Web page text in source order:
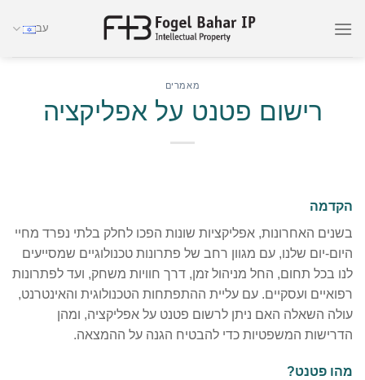
עב
מאמרים
רישום פטנט על אפליקציה
הקדמה
בשנים האחרונות, אפליקציות שונות הפכו לחלק בלתי נפרד מחיי
היום-יום שלנו, עם מגוון רחב של פתרונות טכנולוגיים שמסייעים
לנו בכל תחום, החל מניהול זמן, דרך חוויות משחק, ועד לפתרונות
רפואיים ועסקיים. עם עליית ההתפתחות הטכנולוגית והאינטרנט,
עולה השאלה האם ניתן לרשום פטנט על אפליקציה, ומהן
הדרישות המשפטיות כדי להבטיח הגנה על ההמצאה.
מהו פטנט?